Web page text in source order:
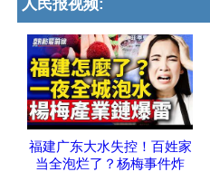
人民报视频:
福建广东大水失控！百姓家
当全泡烂了？杨梅事件炸